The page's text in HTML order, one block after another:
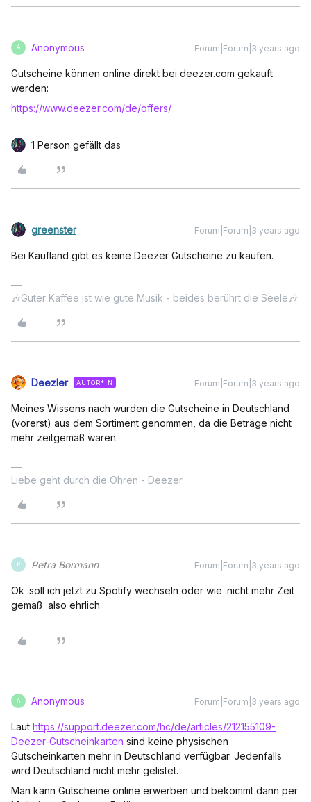
A Anonymous Forum|Forum|3 years ago
Gutscheine können online direkt bei deezer.com gekauft
werden:
https://www.deezer.com/de/offers/
1 Person gefällt das
greenster Forum|Forum|3 years ago
Bei Kaufland gibt es keine Deezer Gutscheine zu kaufen.
🎶Guter Kaffee ist wie gute Musik - beides berührt die Seele🎶
Deezler AUTOR*IN Forum|Forum|3 years ago
Meines Wissens nach wurden die Gutscheine in Deutschland
(vorerst) aus dem Sortiment genommen, da die Beträge nicht
mehr zeitgemäß waren.
Liebe geht durch die Ohren - Deezer
P Petra Bormann Forum|Forum|3 years ago
Ok .soll ich jetzt zu Spotify wechseln oder wie .nicht mehr Zeit
gemäß also ehrlich
A Anonymous Forum|Forum|3 years ago
Laut https://support.deezer.com/hc/de/articles/212155109-
Deezer-Gutscheinkarten sind keine physischen
Gutscheinkarten mehr in Deutschland verfügbar. Jedenfalls
wird Deutschland nicht mehr gelistet.
Man kann Gutscheine online erwerben und bekommt dann per